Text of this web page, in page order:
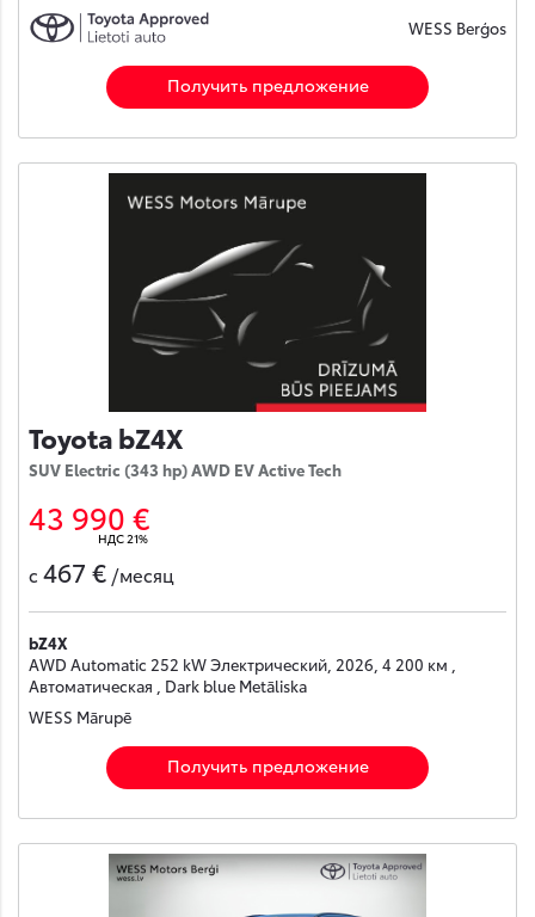
WESS Berģos
Получить предложение
Toyota bZ4X
SUV Electric (343 hp) AWD EV Active Tech
43 990 €
НДС 21%
с 467 € /месяц
bZ4X
AWD Automatic 252 kW Электрический, 2026, 4 200 км ,
Автоматическая , Dark blue Metāliska
WESS Mārupē
Получить предложение